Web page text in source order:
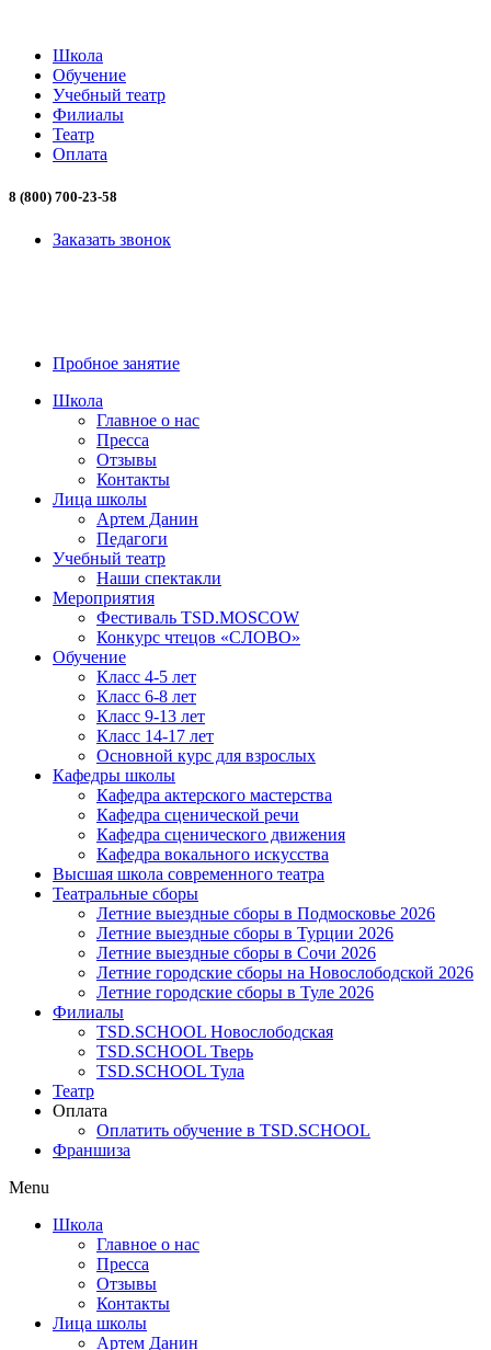
Школа
Обучение
Учебный театр
Филиалы
Театр
Оплата
8 (800) 700-23-58
Заказать звонок
Пробное занятие
Школа
Главное о нас
Пресса
Отзывы
Контакты
Лица школы
Артем Данин
Педагоги
Учебный театр
Наши спектакли
Мероприятия
Фестиваль TSD.MOSCOW
Конкурс чтецов «СЛОВО»
Обучение
Класс 4-5 лет
Класс 6-8 лет
Класс 9-13 лет
Класс 14-17 лет
Основной курс для взрослых
Кафедры школы
Кафедра актерского мастерства
Кафедра сценической речи
Кафедра сценического движения
Кафедра вокального искусства
Высшая школа современного театра
Театральные сборы
Летние выездные сборы в Подмосковье 2026
Летние выездные сборы в Турции 2026
Летние выездные сборы в Сочи 2026
Летние городские сборы на Новослободской 2026
Летние городские сборы в Туле 2026
Филиалы
TSD.SCHOOL Новослободская
TSD.SCHOOL Тверь
TSD.SCHOOL Тула
Театр
Оплата
Оплатить обучение в TSD.SCHOOL
Франшиза
Menu
Школа
Главное о нас
Пресса
Отзывы
Контакты
Лица школы
Артем Данин